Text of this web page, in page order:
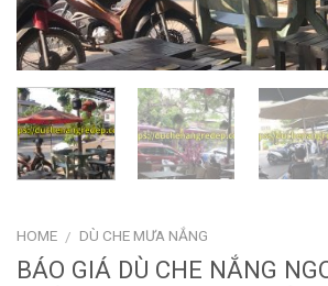
HOME / DÙ CHE MƯA NẮNG
BÁO GIÁ DÙ CHE NẮNG